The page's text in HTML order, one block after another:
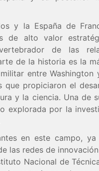
y la España de
de alto valor
de las
de la historia es la
entre Washington
que propiciaron el
y la ciencia. Una de
explorada por la
en este campo,
las redes de
Nacional de